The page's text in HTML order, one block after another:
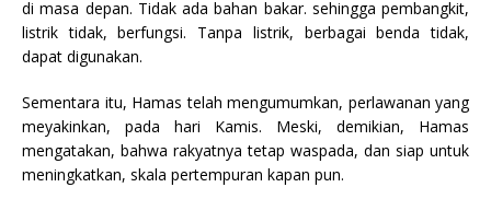
di masa depan. Tidak ada bahan bakar. sehingga pembangkit,
listrik tidak, berfungsi. Tanpa listrik, berbagai benda tidak,
dapat digunakan.
Sementara itu, Hamas telah mengumumkan, perlawanan yang
meyakinkan, pada hari Kamis. Meski, demikian, Hamas
mengatakan, bahwa rakyatnya tetap waspada, dan siap untuk
meningkatkan, skala pertempuran kapan pun.